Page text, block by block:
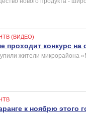
(ВИДЕО)
проходит конкурс
жители микрорайона
к ноябрю этого